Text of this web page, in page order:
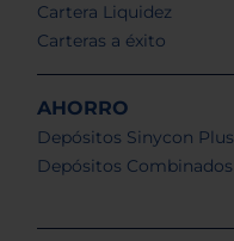
Cartera Liquidez
Carteras a éxito
AHORRO
Depósitos Sinycon Plus
Depósitos Combinados